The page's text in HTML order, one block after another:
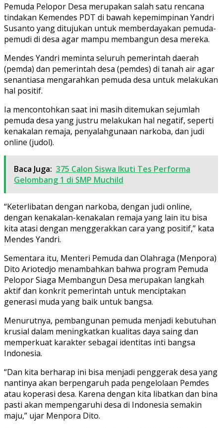
Pemuda Pelopor Desa merupakan salah satu rencana
tindakan Kemendes PDT di bawah kepemimpinan Yandri
Susanto yang ditujukan untuk memberdayakan pemuda-
pemudi di desa agar mampu membangun desa mereka.
Mendes Yandri meminta seluruh pemerintah daerah
(pemda) dan pemerintah desa (pemdes) di tanah air agar
senantiasa mengarahkan pemuda desa untuk melakukan
hal positif.
Ia mencontohkan saat ini masih ditemukan sejumlah
pemuda desa yang justru melakukan hal negatif, seperti
kenakalan remaja, penyalahgunaan narkoba, dan judi
online (judol).
Baca Juga: 375 Calon Siswa Ikuti Tes Performa
Gelombang 1 di SMP Muchild
“Keterlibatan dengan narkoba, dengan judi online,
dengan kenakalan-kenakalan remaja yang lain itu bisa
kita atasi dengan menggerakkan cara yang positif,” kata
Mendes Yandri.
Sementara itu, Menteri Pemuda dan Olahraga (Menpora)
Dito Ariotedjo menambahkan bahwa program Pemuda
Pelopor Siaga Membangun Desa merupakan langkah
aktif dan konkrit pemerintah untuk menciptakan
generasi muda yang baik untuk bangsa.
Menurutnya, pembangunan pemuda menjadi kebutuhan
krusial dalam meningkatkan kualitas daya saing dan
memperkuat karakter sebagai identitas inti bangsa
Indonesia.
“Dan kita berharap ini bisa menjadi penggerak desa yang
nantinya akan berpengaruh pada pengelolaan Pemdes
atau koperasi desa. Karena dengan kita libatkan dan bina
pasti akan mempengaruhi desa di Indonesia semakin
maju,” ujar Menpora Dito.